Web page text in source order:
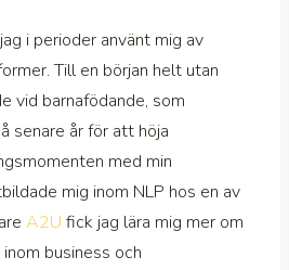
i perioder använt mig av
Till en början helt utan
vid barnafödande, som
senare år för att höja
med min
mig inom NLP hos en av
A2U fick jag lära mig mer om
business och